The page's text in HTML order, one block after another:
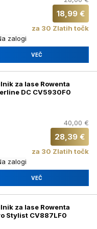
18,99 €
za 30 Zlatih točk
zalogi
VEČ
za lase Rowenta
DC CV5930F0
40,00 €
28,39 €
za 30 Zlatih točk
zalogi
VEČ
za lase Rowenta
Stylist CV887LF0